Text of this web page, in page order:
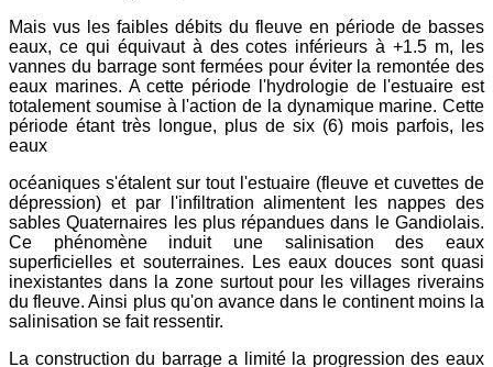
Mais vus les faibles débits du fleuve en période de basses
eaux, ce qui équivaut à des cotes inférieurs à +1.5 m, les
vannes du barrage sont fermées pour éviter la remontée des
eaux marines. A cette période l'hydrologie de l'estuaire est
totalement soumise à l'action de la dynamique marine. Cette
période étant très longue, plus de six (6) mois parfois, les
eaux
océaniques s'étalent sur tout l'estuaire (fleuve et cuvettes de
dépression) et par l'infiltration alimentent les nappes des
sables Quaternaires les plus répandues dans le Gandiolais.
Ce phénomène induit une salinisation des eaux
superficielles et souterraines. Les eaux douces sont quasi
inexistantes dans la zone surtout pour les villages riverains
du fleuve. Ainsi plus qu'on avance dans le continent moins la
salinisation se fait ressentir.
La construction du barrage a limité la progression des eaux